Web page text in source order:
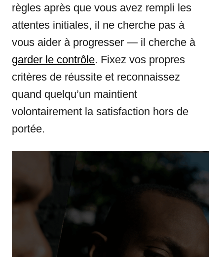
règles après que vous avez rempli les
attentes initiales, il ne cherche pas à
vous aider à progresser — il cherche à
garder le contrôle. Fixez vos propres
critères de réussite et reconnaissez
quand quelqu’un maintient
volontairement la satisfaction hors de
portée.